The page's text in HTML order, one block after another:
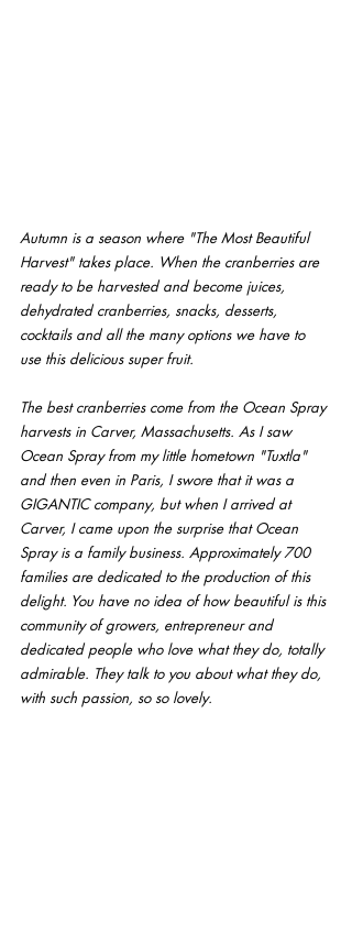
Autumn is a season where "The Most Beautiful
Harvest" takes place. When the cranberries are
ready to be harvested and become juices,
dehydrated cranberries, snacks, desserts,
cocktails and all the many options we have to
use this delicious super fruit.
The best cranberries come from the Ocean Spray
harvests in Carver, Massachusetts. As I saw
Ocean Spray from my little hometown "Tuxtla"
and then even in Paris, I swore that it was a
GIGANTIC company, but when I arrived at
Carver, I came upon the surprise that Ocean
Spray is a family business. Approximately 700
families are dedicated to the production of this
delight. You have no idea of how beautiful is this
community of growers, entrepreneur and
dedicated people who love what they do, totally
admirable. They talk to you about what they do,
with such passion, so so lovely.